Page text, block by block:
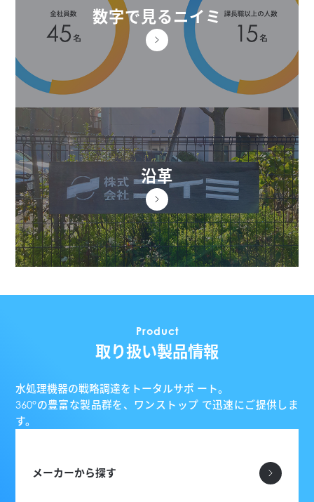
数字で見るニイミ
沿革
Product
取り扱い製品情報
水処理機器の戦略調達をトータルサポ ート。
360°の豊富な製品群を、ワンストップ で迅速にご提供しま
す。
メーカーから探す